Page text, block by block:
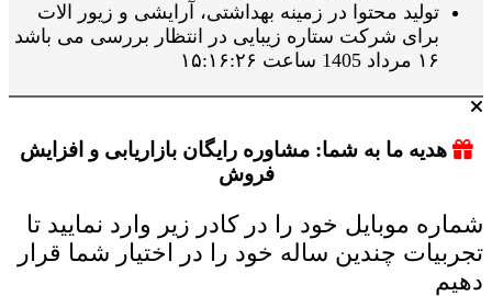
تولید محتوا در زمینه بهداشتی، آرایشی و زیور الات
برای شرکت ستاره زیبایی در انتظار بررسی می باشد
۱۶ مرداد 1405 ساعت ۱۵:۱۶:۲۶
هدیه ما به شما: مشاوره رایگان بازاریابی و افزایش
فروش
شماره موبایل خود را در کادر زیر وارد نمایید تا
تجربیات چندین ساله خود را در اختیار شما قرار
دهیم